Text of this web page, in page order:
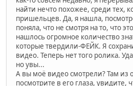
найти нечто похожее, среди тех,
пришельцев. Да, я нашла,
поняла, что не смотря на то, что
нашлось огромное количество
которые твердили-ФЕЙК. Я
видео. Теперь нет того ролика.
но увы...
А вы моё видео смотрели? Там из
посмотрите в его глаза, увидите,